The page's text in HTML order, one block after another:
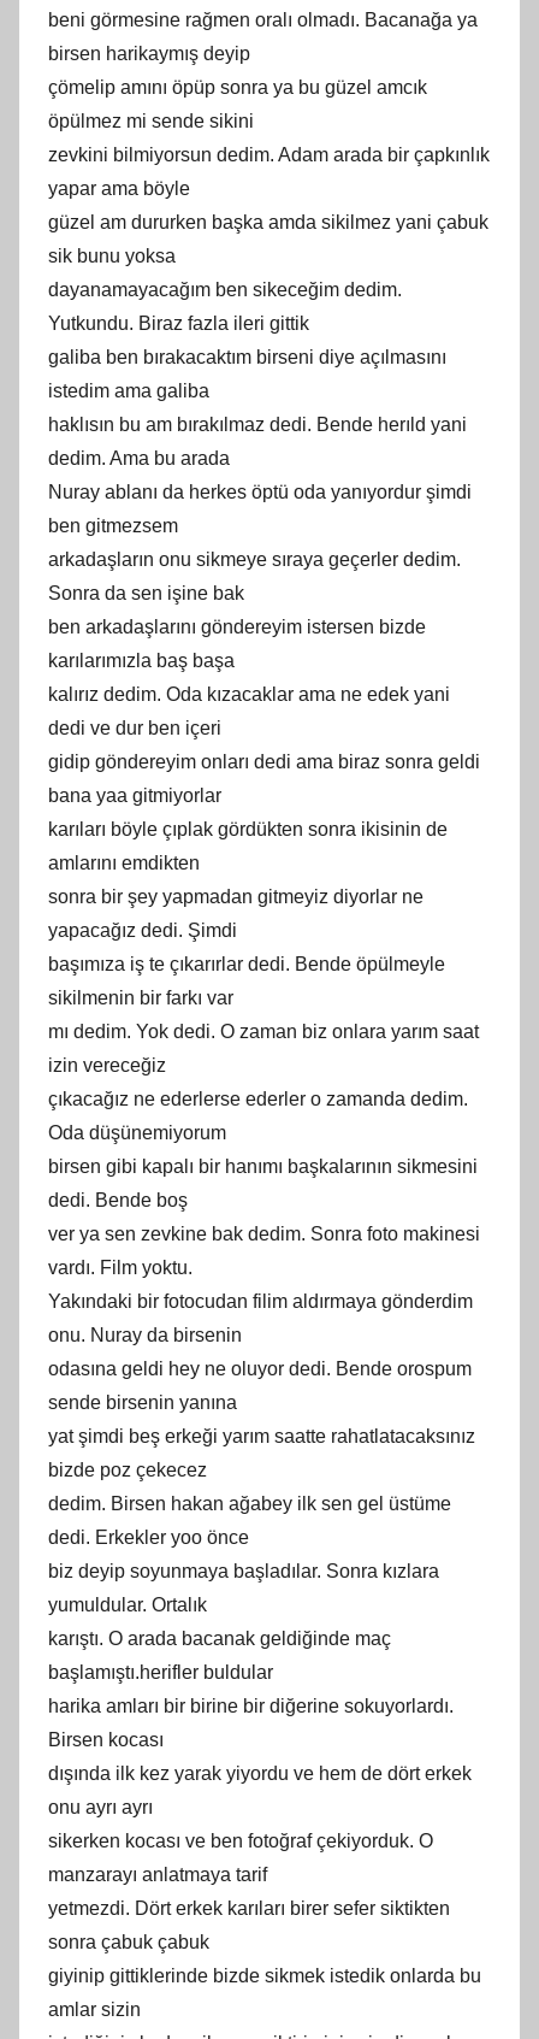
beni görmesine rağmen oralı olmadı. Bacanağa ya
birsen harikaymış deyip
çömelip amını öpüp sonra ya bu güzel amcık
öpülmez mi sende sikini
zevkini bilmiyorsun dedim. Adam arada bir çapkınlık
yapar ama böyle
güzel am dururken başka amda sikilmez yani çabuk
sik bunu yoksa
dayanamayacağım ben sikeceğim dedim.
Yutkundu. Biraz fazla ileri gittik
galiba ben bırakacaktım birseni diye açılmasını
istedim ama galiba
haklısın bu am bırakılmaz dedi. Bende herıld yani
dedim. Ama bu arada
Nuray ablanı da herkes öptü oda yanıyordur şimdi
ben gitmezsem
arkadaşların onu sikmeye sıraya geçerler dedim.
Sonra da sen işine bak
ben arkadaşlarını göndereyim istersen bizde
karılarımızla baş başa
kalırız dedim. Oda kızacaklar ama ne edek yani
dedi ve dur ben içeri
gidip göndereyim onları dedi ama biraz sonra geldi
bana yaa gitmiyorlar
karıları böyle çıplak gördükten sonra ikisinin de
amlarını emdikten
sonra bir şey yapmadan gitmeyiz diyorlar ne
yapacağız dedi. Şimdi
başımıza iş te çıkarırlar dedi. Bende öpülmeyle
sikilmenin bir farkı var
mı dedim. Yok dedi. O zaman biz onlara yarım saat
izin vereceğiz
çıkacağız ne ederlerse ederler o zamanda dedim.
Oda düşünemiyorum
birsen gibi kapalı bir hanımı başkalarının sikmesini
dedi. Bende boş
ver ya sen zevkine bak dedim. Sonra foto makinesi
vardı. Film yoktu.
Yakındaki bir fotocudan filim aldırmaya gönderdim
onu. Nuray da birsenin
odasına geldi hey ne oluyor dedi. Bende orospum
sende birsenin yanına
yat şimdi beş erkeği yarım saatte rahatlatacaksınız
bizde poz çekecez
dedim. Birsen hakan ağabey ilk sen gel üstüme
dedi. Erkekler yoo önce
biz deyip soyunmaya başladılar. Sonra kızlara
yumuldular. Ortalık
karıştı. O arada bacanak geldiğinde maç
başlamıştı.herifler buldular
harika amları bir birine bir diğerine sokuyorlardı.
Birsen kocası
dışında ilk kez yarak yiyordu ve hem de dört erkek
onu ayrı ayrı
sikerken kocası ve ben fotoğraf çekiyorduk. O
manzarayı anlatmaya tarif
yetmezdi. Dört erkek karıları birer sefer siktikten
sonra çabuk çabuk
giyinip gittiklerinde bizde sikmek istedik onlarda bu
amlar sizin